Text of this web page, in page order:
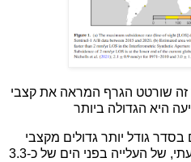
זה שורטט הגרף המראה את קצבי
היא הגדולה ביותר
גודל יותר גדולים מקצבי
העלייה המקובלת, המוגזמת לדעתי, של העלייה בפני הים של כ-3.3